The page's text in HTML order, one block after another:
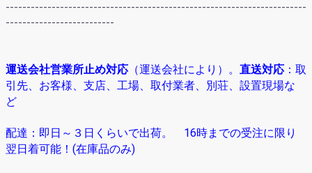
------------------------------------------------------------------------
--------------------------
運送会社営業所止め対応 （運送会社により） 。 直送対応 ：取
引先、お客様、支店、工場、取付業者、別荘、設置現場な
ど
配達：即日～３日くらいで出荷。 16時までの受注に限り
翌日着可能！(在庫品のみ)